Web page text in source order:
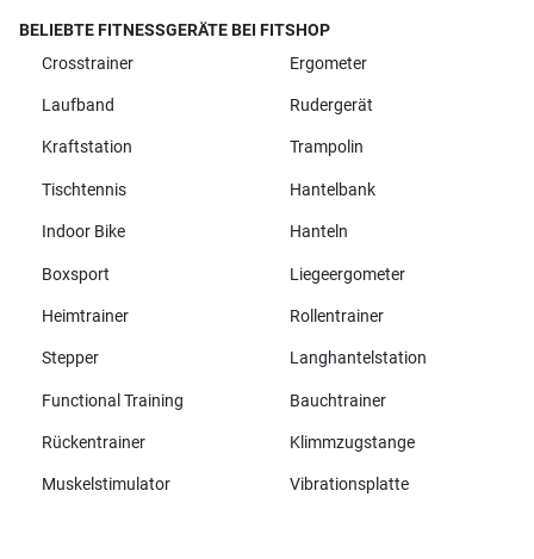
BELIEBTE FITNESSGERÄTE BEI FITSHOP
Crosstrainer
Ergometer
Laufband Rudergerät
Kraftstation Trampolin
Tischtennis Hantelbank
Indoor Bike Hanteln
Boxsport Liegeergometer
Heimtrainer Rollentrainer
Stepper Langhantelstation
Functional Training Bauchtrainer
Rückentrainer Klimmzugstange
Muskelstimulator Vibrationsplatte